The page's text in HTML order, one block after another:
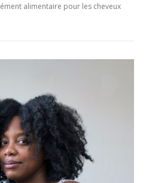
alimentaire pour les cheveux